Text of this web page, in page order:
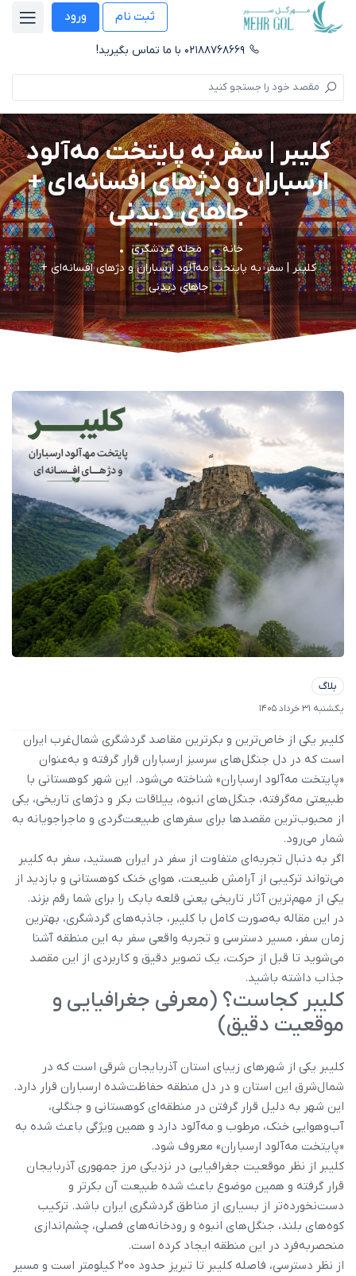
ثبت نام ورود
۰۲۱۸۸۷۶۸۶۶۹ با ما تماس بگیرید!
کلیبر | سفر به پایتخت مه‌آلود
ارسباران و دژهای افسانه‌ای +
جاهای دیدنی
خانه
مجله گردشگری
کلیبر | سفر به پایتخت مه‌آلود ارسباران و دژهای افسانه‌ای +
جاهای دیدنی
بلاگ
یکشنبه 31 خرداد 1405
کلیبر یکی از خاص‌ترین و بکرترین مقاصد گردشگری شمال‌غرب ایران
است که در دل جنگل‌های سرسبز ارسباران قرار گرفته و به‌عنوان
«پایتخت مه‌آلود ارسباران» شناخته می‌شود. این شهر کوهستانی با
طبیعتی مه‌گرفته، جنگل‌های انبوه، ییلاقات بکر و دژهای تاریخی، یکی
از محبوب‌ترین مقصدها برای سفرهای طبیعت‌گردی و ماجراجویانه به
شمار می‌رود.
اگر به دنبال تجربه‌ای متفاوت از سفر در ایران هستید، سفر به کلیبر
می‌تواند ترکیبی از آرامش طبیعت، هوای خنک کوهستانی و بازدید از
یکی از مهم‌ترین آثار تاریخی یعنی قلعه بابک را برای شما رقم بزند.
در این مقاله به‌صورت کامل با کلیبر، جاذبه‌های گردشگری، بهترین
زمان سفر، مسیر دسترسی و تجربه واقعی سفر به این منطقه آشنا
می‌شوید تا قبل از حرکت، یک تصویر دقیق و کاربردی از این مقصد
جذاب داشته باشید.
کلیبر کجاست؟ (معرفی جغرافیایی و
موقعیت دقیق)
کلیبر یکی از شهرهای زیبای استان آذربایجان شرقی است که در
شمال‌شرق این استان و در دل منطقه حفاظت‌شده ارسباران قرار دارد.
این شهر به دلیل قرار گرفتن در منطقه‌ای کوهستانی و جنگلی،
آب‌وهوایی خنک، مرطوب و مه‌آلود دارد و همین ویژگی باعث شده به
«پایتخت مه‌آلود ارسباران» معروف شود.
کلیبر از نظر موقعیت جغرافیایی در نزدیکی مرز جمهوری آذربایجان
قرار گرفته و همین موضوع باعث شده طبیعت آن بکرتر و
دست‌نخورده‌تر از بسیاری از مناطق گردشگری ایران باشد. ترکیب
کوه‌های بلند، جنگل‌های انبوه و رودخانه‌های فصلی، چشم‌اندازی
منحصربه‌فرد در این منطقه ایجاد کرده است.
از نظر دسترسی، فاصله کلیبر تا تبریز حدود ۲۰۰ کیلومتر است و مسیر